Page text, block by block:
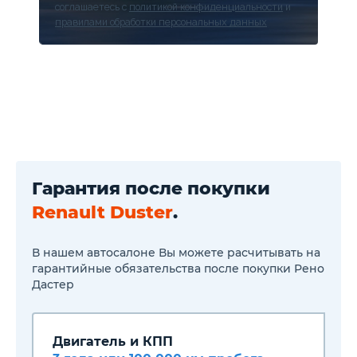
990 ₽
Пакет «Protection»:
Металлическая защита
редуктора и бензобака +
соглашаетесь с политикой конфиденциальности и
правилами обработки персональных данных
Гарантия после покупки
Renault Duster.
В нашем автосалоне Вы можете расчитывать на
гарантийные обязательства после покупки Рено
Дастер
Двигатель и КПП